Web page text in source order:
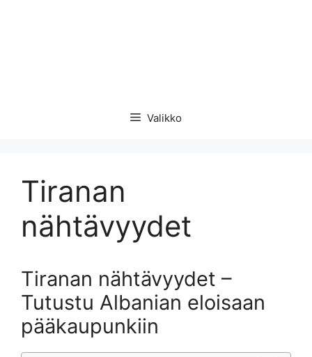
Valikko
Tiranan
nähtävyydet
Tiranan nähtävyydet –
Tutustu Albanian eloisaan
pääkaupunkiin